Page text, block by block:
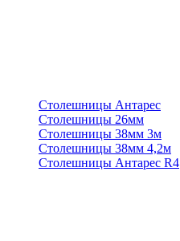
Столешницы Антарес
Столешницы 26мм
Столешницы 38мм 3м
Столешницы 38мм 4,2м
Столешницы Антарес R4